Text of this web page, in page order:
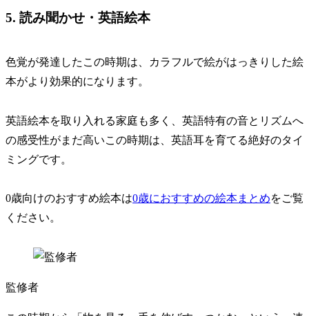
5. 読み聞かせ・英語絵本
色覚が発達したこの時期は、
カラフルで絵がはっきりした絵
本がより効果的になります。
英語絵本を取り入れる家庭も多く、英語特有の音とリズムへ
の感受性がまだ高いこの時期は、英語耳を育てる絶好のタイ
ミングです。
0歳向けのおすすめ絵本は0歳におすすめの絵本まとめをご覧
ください。
監修者